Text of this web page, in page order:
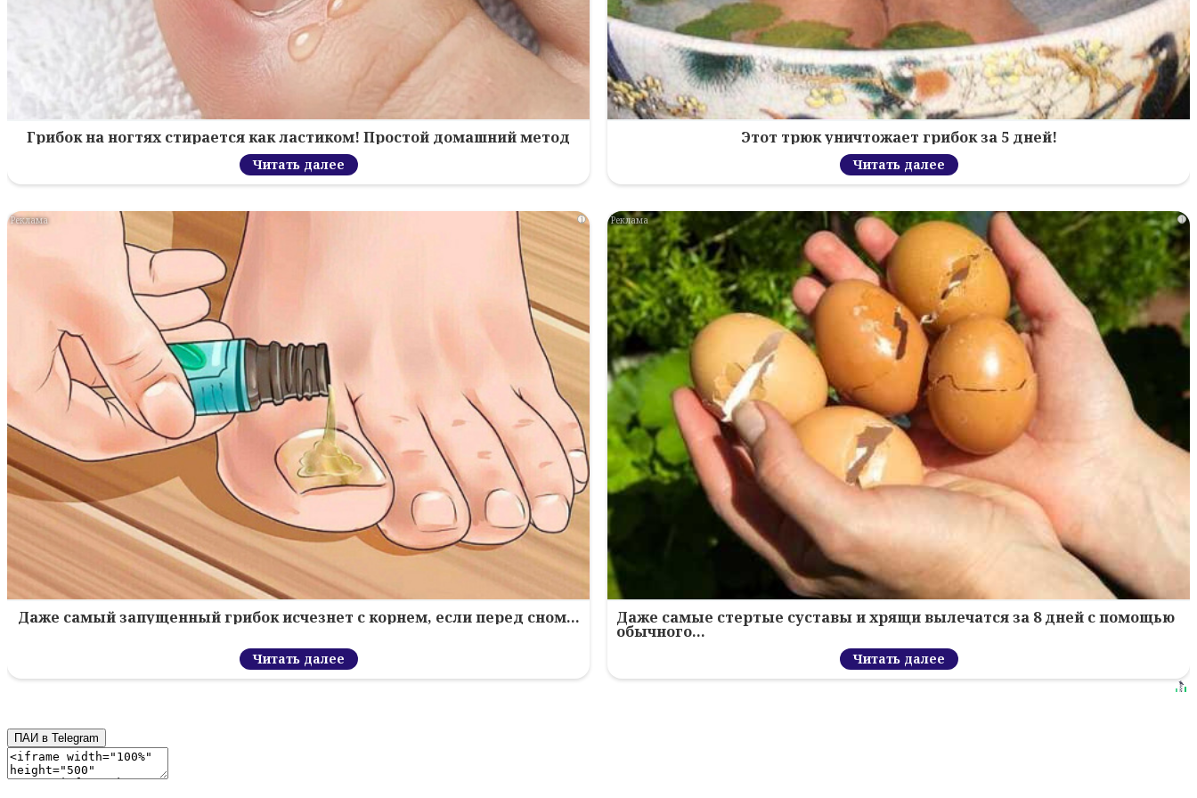
Грибок на ногтях стирается как ластиком! Простой домашний метод
Читать далее
Этот трюк уничтожает грибок за 5 дней!
Читать далее
i
Даже самый запущенный грибок исчезнет с корнем, если перед сном…
Читать далее
i
Даже самые стертые суставы и хрящи вылечатся за 8 дней с помощью
обычного…
Читать далее
ПАИ в Telegram